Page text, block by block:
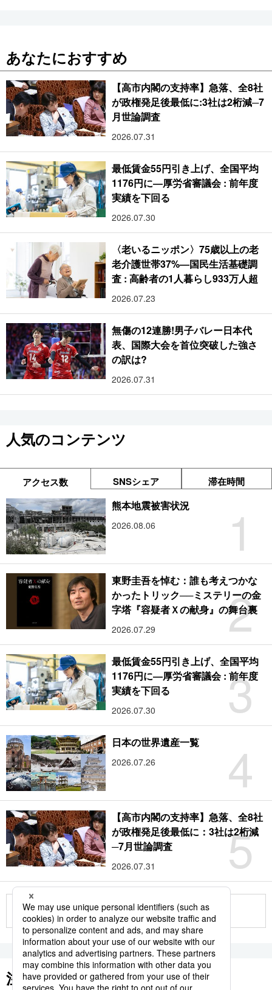
あなたにおすすめ
【高市内閣の支持率】急落、全8社
が政権発足後最低に:3社は2桁減─7
月世論調査
2026.07.31
最低賃金55円引き上げ、全国平均
1176円に―厚労省審議会 : 前年度
実績を下回る
2026.07.30
〈老いるニッポン〉75歳以上の老
老介護世帯37%―国民生活基礎調
査 : 高齢者の1人暮らし933万人超
2026.07.23
無傷の12連勝!男子バレー日本代
表、国際大会を首位突破した強さ
の訳は?
2026.07.31
人気のコンテンツ
アクセス数 SNSシェア 滞在時間
1
熊本地震被害状況
2026.08.06
2
東野圭吾を悼む：誰も考えつかな
かったトリック──ミステリーの金
字塔『容疑者Ｘの献身』の舞台裏
2026.07.29
3
最低賃金55円引き上げ、全国平均
1176円に―厚労省審議会 : 前年度
実績を下回る
2026.07.30
4
日本の世界遺産一覧
2026.07.26
5
【高市内閣の支持率】急落、全8社
が政権発足後最低に：3社は2桁減
─7月世論調査
2026.07.31
もっと見る
注目のキーワード